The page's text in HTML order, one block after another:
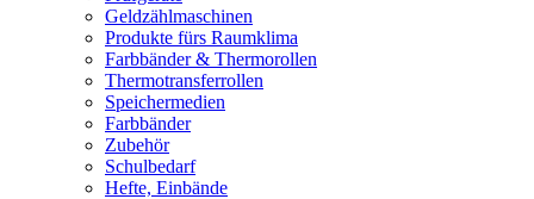
Geldzählmaschinen
Produkte fürs Raumklima
Farbbänder & Thermorollen
Thermotransferrollen
Speichermedien
Farbbänder
Zubehör
Schulbedarf
Hefte, Einbände